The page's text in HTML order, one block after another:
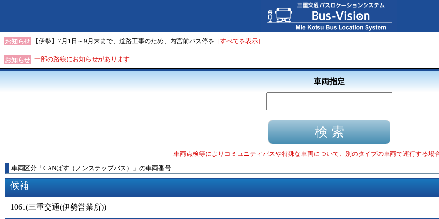
お知らせ 【伊勢】7月1日～9月末まで、道路工事のため、内宮前バス停を [すべてを表示]
お知らせ 一部の路線にお知らせがあります
車両指定
車両点検等によりコミュニティバスや特殊な車両について、別のタイプの車両で運行する場
車両区分 「 CANばす（ノンステップバス） 」 の車両番号
候補
1061(三重交通(伊勢営業所))